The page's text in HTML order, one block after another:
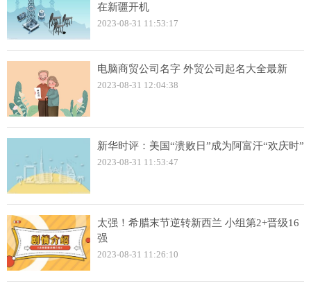
在新疆开机
2023-08-31 11:53:17
电脑商贸公司名字 外贸公司起名大全最新
2023-08-31 12:04:38
新华时评：美国“溃败日”成为阿富汗“欢庆时”
2023-08-31 11:53:47
太强！希腊末节逆转新西兰 小组第2+晋级16
强
2023-08-31 11:26:10